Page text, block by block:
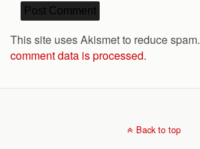
This site uses Akismet to reduce spam.
comment data is processed.
Back to top